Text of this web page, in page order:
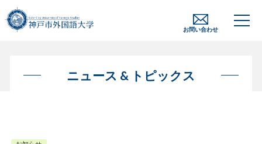
お問い合わせ
ニュース & トピックス